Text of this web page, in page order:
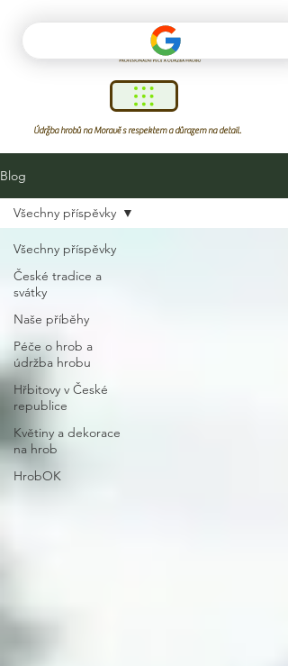
Údržba hrobů na Moravě s respektem a důrazem na detail.
Blog
Všechny příspěvky
České tradice a
svátky
Naše příběhy
Péče o hrob a
údržba hrobu
Hřbitovy v České
republice
Květiny a dekorace
na hrob
HrobOK
Všechny příspěvky